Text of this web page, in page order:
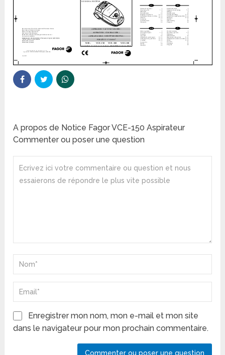
A propos de Notice Fagor VCE-150 Aspirateur
Commenter ou poser une question
Enregistrer mon nom, mon e-mail et mon site
dans le navigateur pour mon prochain commentaire.